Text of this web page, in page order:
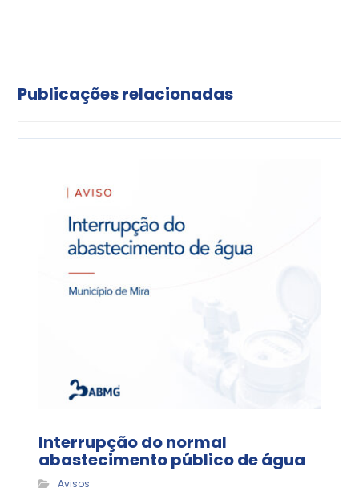
Publicações relacionadas
Interrupção do normal
abastecimento público de água
Avisos